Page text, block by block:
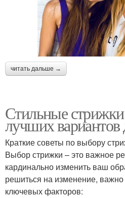
читать дальше →
Стильные
лучших вариантов
Краткие советы по выбору
Выбор стрижки – это важное
кардинально изменить ваш
решиться на изменение, важно
ключевых факторов: